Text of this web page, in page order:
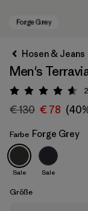
Forge Grey
Hosen & Jeans
Men's
€ 130 € 78
Farbe Forge Grey
Sale Sale
Größe